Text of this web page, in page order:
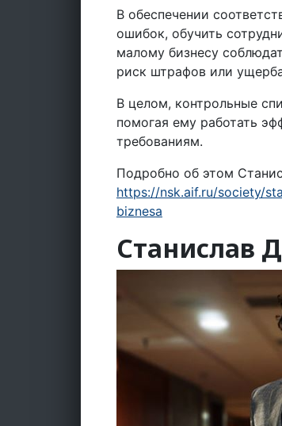
В обеспечении
ошибок, обучить
малому бизнесу
риск штрафов или
В целом, контрольные
помогая ему работать
требованиям.
Подробно об этом
https://nsk.aif.ru/society/
biznesa
Станислав